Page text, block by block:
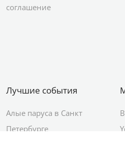
соглашение
Лучшие события
Алые паруса в Санкт
Петербурге